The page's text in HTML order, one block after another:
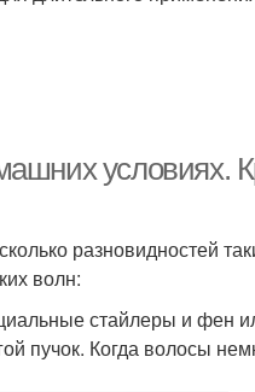
условиях.
разновидностей
волн:
стайлеры и фен
пучок. Когда волосы